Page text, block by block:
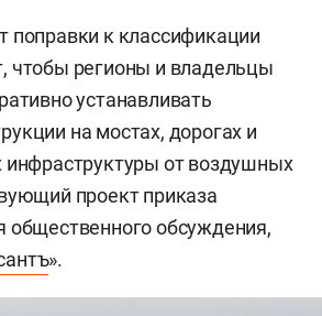
поправки к классификации
чтобы регионы и владельцы
устанавливать
на мостах, дорогах и
инфраструктуры от воздушных
проект приказа
общественного обсуждения,
».